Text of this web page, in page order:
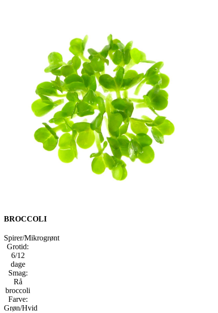
BROCCOLI
Spirer/Mikrogrønt
Grotid:
6/12
dage
Smag:
Rå
broccoli
Farve:
Grøn/Hvid